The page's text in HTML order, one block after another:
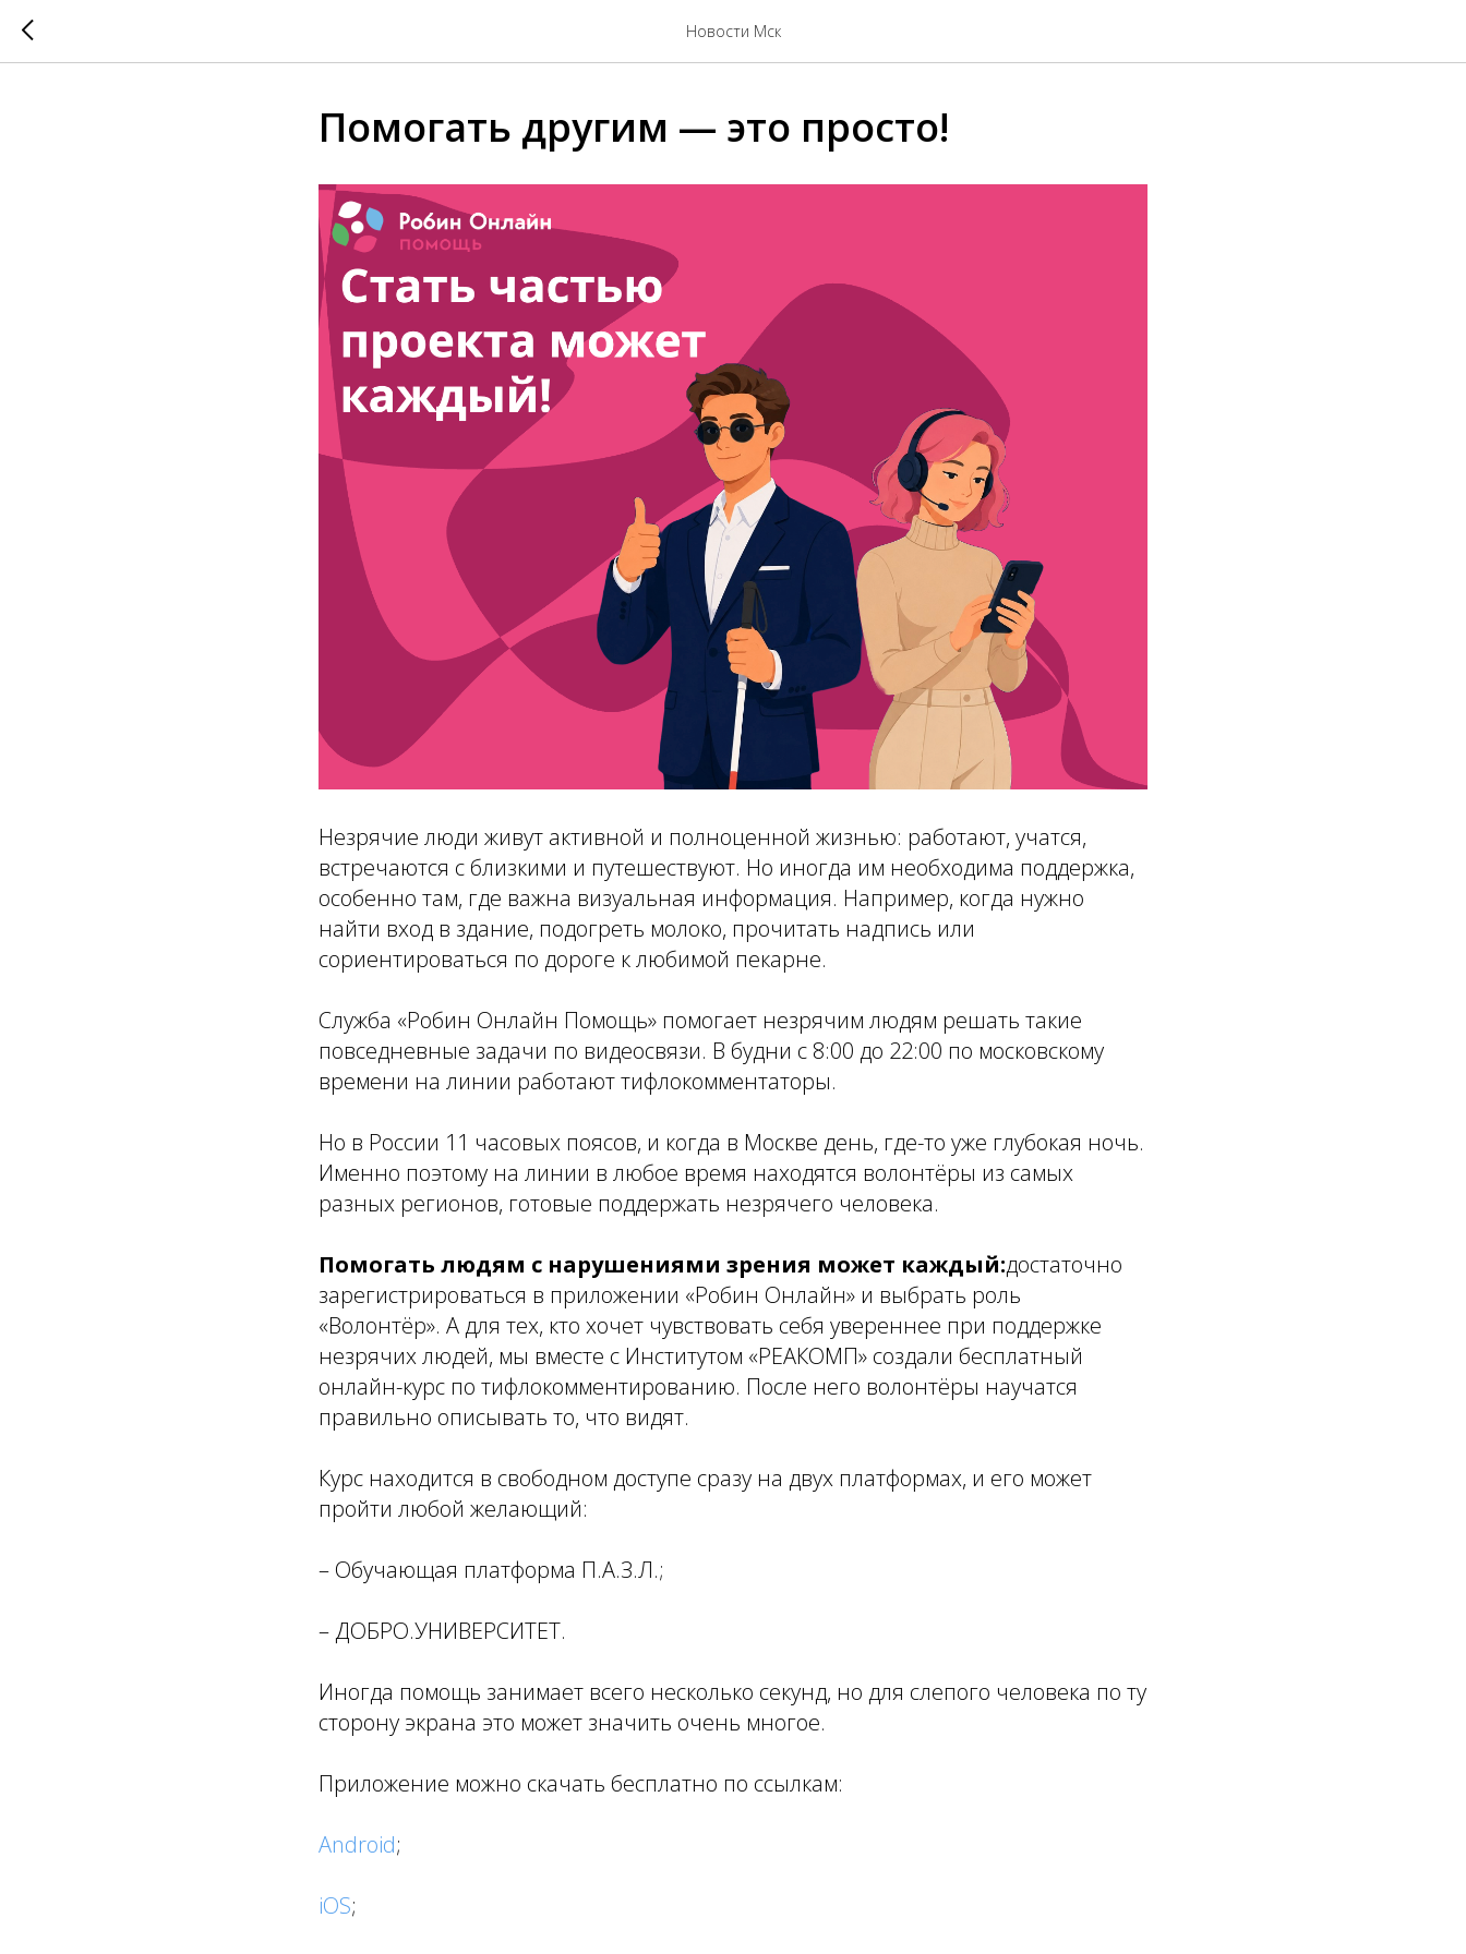
Новости Мск
Помогать другим — это просто!
Незрячие люди живут активной и полноценной жизнью: работают, учатся,
встречаются с близкими и путешествуют. Но иногда им необходима поддержка,
особенно там, где важна визуальная информация. Например, когда нужно
найти вход в здание, подогреть молоко, прочитать надпись или
сориентироваться по дороге к любимой пекарне.
Служба «Робин Онлайн Помощь» помогает незрячим людям решать такие
повседневные задачи по видеосвязи. В будни с 8:00 до 22:00 по московскому
времени на линии работают тифлокомментаторы.
Но в России 11 часовых поясов, и когда в Москве день, где-то уже глубокая ночь.
Именно поэтому на линии в любое время находятся волонтёры из самых
разных регионов, готовые поддержать незрячего человека.
Помогать людям с нарушениями зрения может каждый:достаточно
зарегистрироваться в приложении «Робин Онлайн» и выбрать роль
«Волонтёр». А для тех, кто хочет чувствовать себя увереннее при поддержке
незрячих людей, мы вместе с Институтом «РЕАКОМП» создали бесплатный
онлайн-курс по тифлокомментированию. После него волонтёры научатся
правильно описывать то, что видят.
Курс находится в свободном доступе сразу на двух платформах, и его может
пройти любой желающий:
– Обучающая платформа П.А.З.Л.;
– ДОБРО.УНИВЕРСИТЕТ.
Иногда помощь занимает всего несколько секунд, но для слепого человека по ту
сторону экрана это может значить очень многое.
Приложение можно скачать бесплатно по ссылкам:
Android;
iOS;